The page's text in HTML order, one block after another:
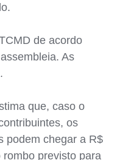
de acordo
As
que, caso o
os
podem chegar a R$
previsto para